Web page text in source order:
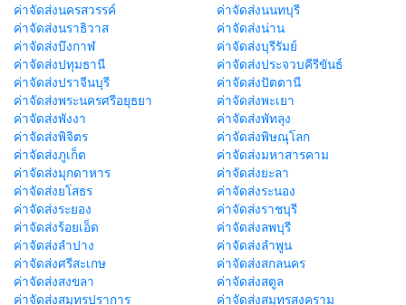
ค่าจัดส่งนครสวรรค์
ค่าจัดส่งนนทบุรี
ค่าจัดส่งนราธิวาส
ค่าจัดส่งน่าน
ค่าจัดส่งบึงกาฬ
ค่าจัดส่งบุรีรัมย์
ค่าจัดส่งปทุมธานี
ค่าจัดส่งประจวบคีรีขันธ์
ค่าจัดส่งปราจีนบุรี
ค่าจัดส่งปัตตานี
ค่าจัดส่งพระนครศรีอยุธยา
ค่าจัดส่งพะเยา
ค่าจัดส่งพังงา
ค่าจัดส่งพัทลุง
ค่าจัดส่งพิจิตร
ค่าจัดส่งพิษณุโลก
ค่าจัดส่งภูเก็ต
ค่าจัดส่งมหาสารคาม
ค่าจัดส่งมุกดาหาร
ค่าจัดส่งยะลา
ค่าจัดส่งยโสธร
ค่าจัดส่งระนอง
ค่าจัดส่งระยอง
ค่าจัดส่งราชบุรี
ค่าจัดส่งร้อยเอ็ด
ค่าจัดส่งลพบุรี
ค่าจัดส่งลำปาง
ค่าจัดส่งลำพูน
ค่าจัดส่งศรีสะเกษ
ค่าจัดส่งสกลนคร
ค่าจัดส่งสงขลา
ค่าจัดส่งสตูล
ค่าจัดส่งสมุทรปราการ
ค่าจัดส่งสมุทรสงคราม